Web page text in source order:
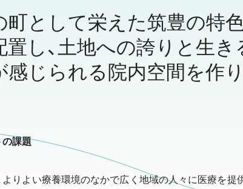
町として栄えた筑豊の特
し、土地への誇りと生き
感じられる院内空間を作
の課題
りよい療養環境のなかで広く地域の人々に医療を提